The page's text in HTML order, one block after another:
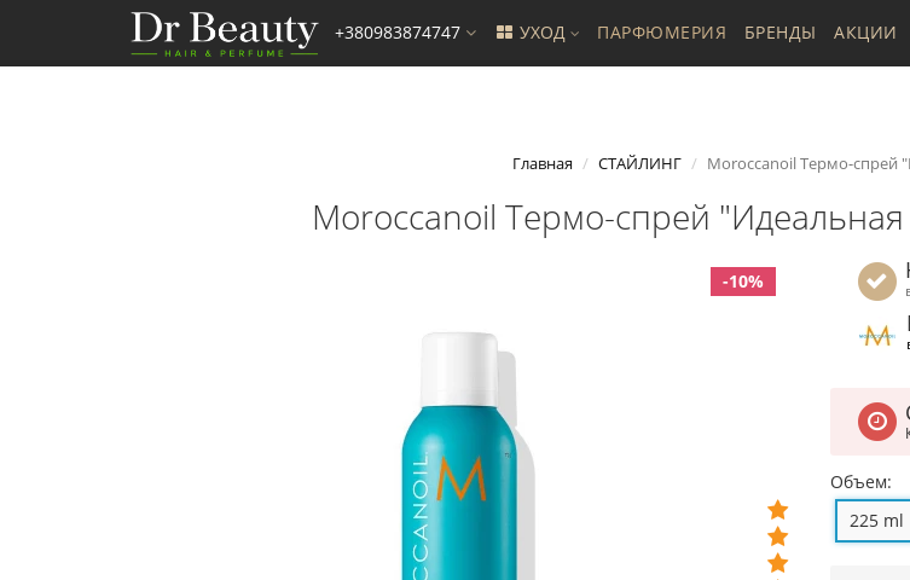
+380983874747 УХОД ПАРФЮМЕРИЯ БРЕНДЫ АКЦИИ
Главная СТАЙЛИНГ Moroccanoil Термо-спрей
Moroccanoil Термо-спрей
-10%
Объем:
225 ml